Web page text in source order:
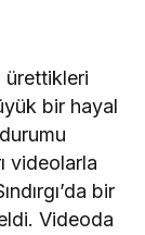
ürettikleri
bir hayal
videolarla
bir
Videoda